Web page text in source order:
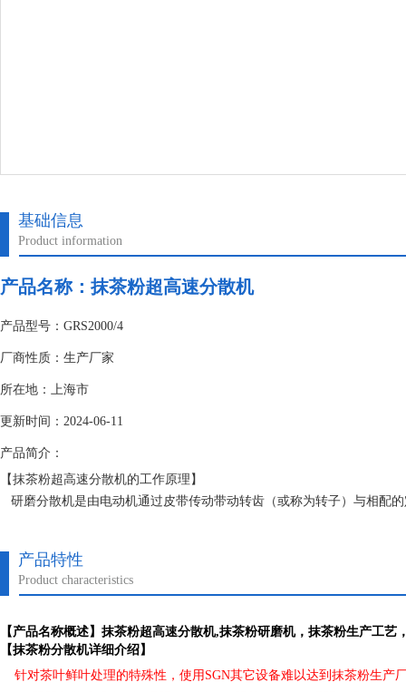
基础信息
Product information
产品名称：抹茶粉超高速分散机
产品型号：GRS2000/4
厂商性质：生产厂家
所在地：上海市
更新时间：2024-06-11
产品简介：
【抹茶粉超高速分散机的工作原理】
研磨分散机是由电动机通过皮带传动带动转齿（或称为转子）与相配
产品特性
Product characteristics
【产品名称概述】 抹茶粉超高速分散机,抹茶粉研磨机，抹茶粉生产工艺
【抹茶粉分散机详细介绍】
针对茶叶鲜叶处理的特殊性，使用 SGN其它设备难以达到抹茶粉生产